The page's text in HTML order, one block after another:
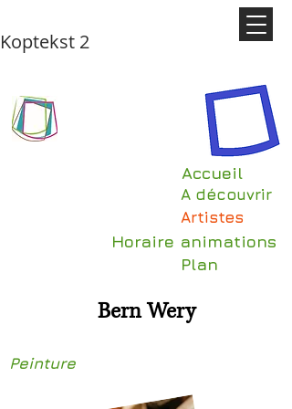
Koptekst 2
Accueil
A découvrir
Artistes
Horaire animations
Plan
Bern Wery
Peinture